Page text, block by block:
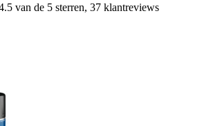
van de 5 sterren, 37 klantreviews